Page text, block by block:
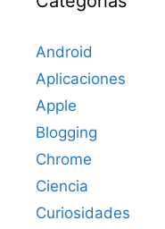
Android
Aplicaciones
Apple
Blogging
Chrome
Ciencia
Curiosidades